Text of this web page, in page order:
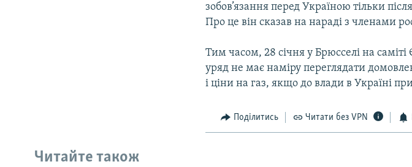
зобов’язання перед Україною тільки
Про це він сказав на нараді з членами
Тим часом, 28 січня у Брюсселі на
уряд не має наміру переглядати
і ціни на газ, якщо до влади в Україні
Поділитись Читати без VPN
Читайте також